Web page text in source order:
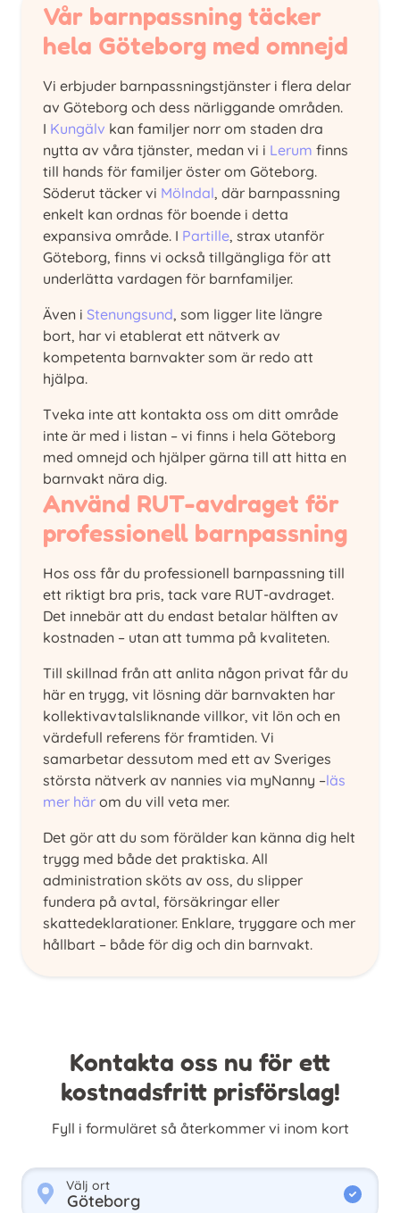
Vår barnpassning täcker
hela Göteborg med omnejd
Vi erbjuder barnpassningstjänster i flera delar
av Göteborg och dess närliggande områden.
I Kungälv kan familjer norr om staden dra
nytta av våra tjänster, medan vi i Lerum finns
till hands för familjer öster om Göteborg.
Söderut täcker vi Mölndal, där barnpassning
enkelt kan ordnas för boende i detta
expansiva område. I Partille, strax utanför
Göteborg, finns vi också tillgängliga för att
underlätta vardagen för barnfamiljer.
Även i Stenungsund, som ligger lite längre
bort, har vi etablerat ett nätverk av
kompetenta barnvakter som är redo att
hjälpa.
Tveka inte att kontakta oss om ditt område
inte är med i listan – vi finns i hela Göteborg
med omnejd och hjälper gärna till att hitta en
barnvakt nära dig.
Använd RUT-avdraget för
professionell barnpassning
Hos oss får du professionell barnpassning till
ett riktigt bra pris, tack vare RUT-avdraget.
Det innebär att du endast betalar hälften av
kostnaden – utan att tumma på kvaliteten.
Till skillnad från att anlita någon privat får du
här en trygg, vit lösning där barnvakten har
kollektivavtalsliknande villkor, vit lön och en
värdefull referens för framtiden. Vi
samarbetar dessutom med ett av Sveriges
största nätverk av nannies via myNanny –läs
mer här om du vill veta mer.
Det gör att du som förälder kan känna dig helt
trygg med både det praktiska. All
administration sköts av oss, du slipper
fundera på avtal, försäkringar eller
skattedeklarationer. Enklare, tryggare och mer
hållbart – både för dig och din barnvakt.
Kontakta oss nu för ett
kostnadsfritt prisförslag!
Fyll i formuläret så återkommer vi inom kort
Välj ort